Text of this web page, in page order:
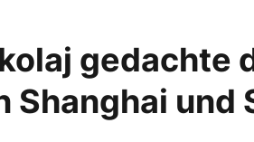
gedachte
Shanghai und